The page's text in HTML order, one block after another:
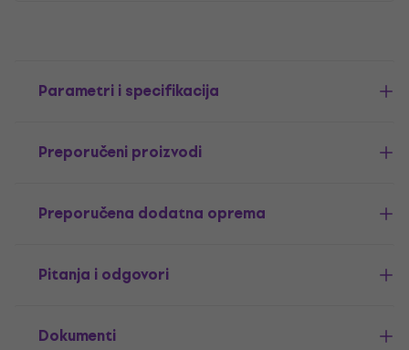
Parametri i specifikacija
Preporučeni proizvodi
Preporučena dodatna oprema
Pitanja i odgovori
Dokumenti